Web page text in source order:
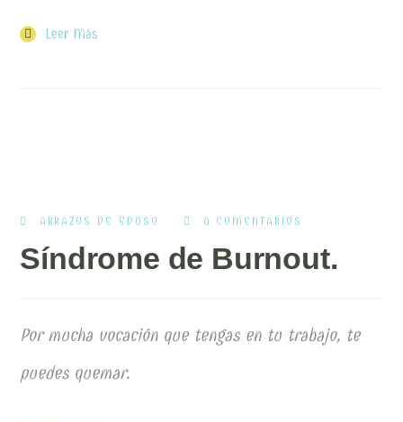
Leer Más
ABRAZOS DE EDUSO 0 COMENTARIOS
Síndrome de Burnout.
Por mucha vocación que tengas en tu trabajo, te
puedes quemar.